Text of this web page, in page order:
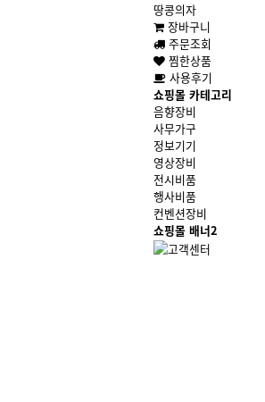
땅콩의자
장바구니
주문조회
찜한상품
사용후기
쇼핑몰 카테고리
음향장비
사무가구
정보기기
영상장비
전시비품
행사비품
컨벤션장비
쇼핑몰 배너2